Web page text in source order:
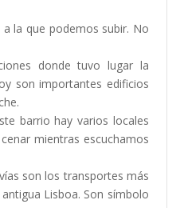
a la que podemos subir. No
donde tuvo lugar la
son importantes edificios
barrio hay varios locales
mientras escuchamos
son los transportes más
Lisboa. Son símbolo